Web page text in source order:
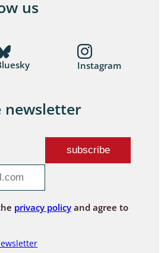
us
Instagram
newsletter
privacy policyand agree to